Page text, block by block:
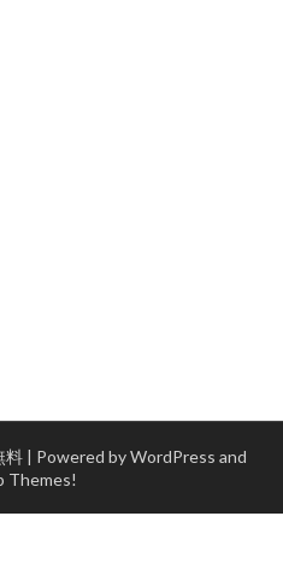
料 | Powered by WordPress and
Themes!